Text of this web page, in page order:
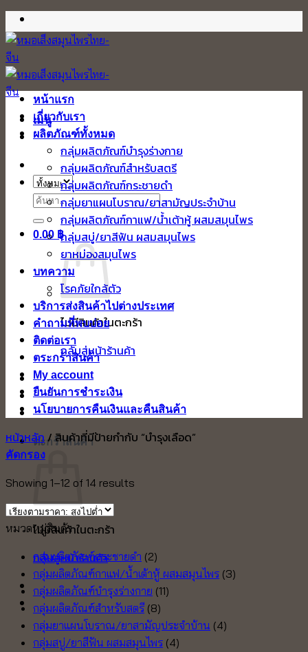
ข้าม
ไป
ยัง
เนื้อหา
เมนู
ค้นหา:
0.00 ฿
ไม่มีสินค้าในตะกร้า
กลับสู่หน้าร้านค้า
ตะกร้าสินค้า
ไม่มีสินค้าในตะกร้า
กลับสู่หน้าร้านค้า
หน้าแรก
เกี่ยวกับเรา
ผลิตภัณฑ์ทั้งหมด
กลุ่มผลิตภัณฑ์บำรุงร่างกาย
กลุ่มผลิตภัณฑ์สำหรับสตรี
กลุ่มผลิตภัณฑ์กระชายดำ
กลุ่มยาแผนโบราณ/ยาสามัญประจำบ้าน
กลุ่มผลิตภัณฑ์กาแฟ/น้ำเต้าหู้ ผสมสมุนไพร
กลุ่มสบู่/ยาสีฟัน ผสมสมุนไพร
ยาหม่องสมุนไพร
บทความ
โรคภัยใกล้ตัว
บริการส่งสินค้าไปต่างประเทศ
คำถามที่พบบ่อย
ติดต่อเรา
ตระกร้าสินค้า
My account
ยืนยันการชำระเงิน
นโยบายการคืนเงินและคืนสินค้า
หน้าหลัก/สินค้าที่มีป้ายกำกับ “บำรุงเลือด”
คัดกรอง
Showing 1–12 of 14 results
to
low
หมวดหมู่สินค้า
กลุ่มผลิตภัณฑ์กระชายดำ (2)
กลุ่มผลิตภัณฑ์กาแฟ/น้ำเต้าหู้ ผสมสมุนไพร (3)
กลุ่มผลิตภัณฑ์บำรุงร่างกาย (11)
กลุ่มผลิตภัณฑ์สำหรับสตรี (8)
กลุ่มยาแผนโบราณ/ยาสามัญประจำบ้าน (4)
กลุ่มสบู่/ยาสีฟัน ผสมสมุนไพร (4)